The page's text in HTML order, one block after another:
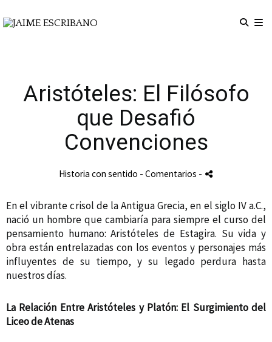
Aristóteles: El Filósofo
que Desafió
Convenciones
Historia con sentido - Comentarios -
En el vibrante crisol de la Antigua Grecia, en el siglo IV a.C.,
nació un hombre que cambiaría para siempre el curso del
pensamiento humano: Aristóteles de Estagira. Su vida y
obra están entrelazadas con los eventos y personajes más
influyentes de su tiempo, y su legado perdura hasta
nuestros días.
La Relación Entre Aristóteles y Platón: El Surgimiento del
Liceo de Atenas